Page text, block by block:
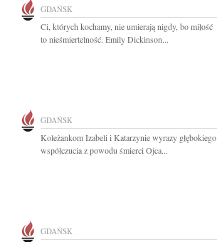
GDAŃSK
Ci, których kochamy, nie umierają nigdy, bo miłość
to nieśmiertelność. Emily Dickinson...
GDAŃSK
Koleżankom Izabeli i Katarzynie wyrazy głębokiego
współczucia z powodu śmierci Ojca...
GDAŃSK